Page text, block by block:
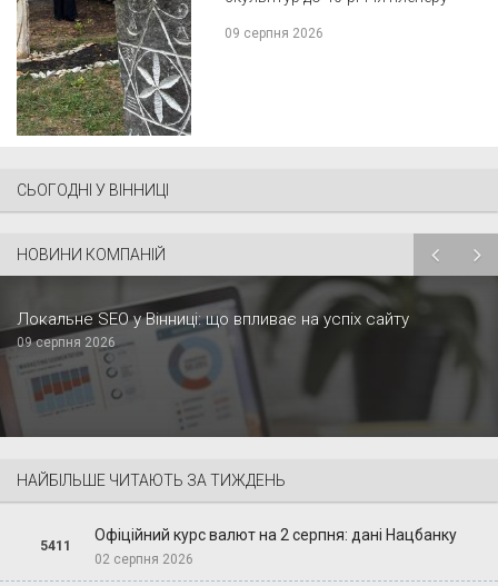
09 серпня 2026
СЬОГОДНІ У ВІННИЦІ
НОВИНИ КОМПАНІЙ
Локальне SEO у Вінниці: що впливає на успіх сайту
09 серпня 2026
НАЙБІЛЬШЕ ЧИТАЮТЬ ЗА ТИЖДЕНЬ
5411
Офіційний курс валют на 2 серпня: дані Нацбанку
02 серпня 2026